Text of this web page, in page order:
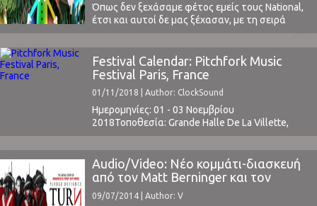
Όπως δεν ξεχάσαμε φέτος εμείς τους National,
έτσι και αυτοί δε μας ξέχασαν, με τη σειρά
τους, για τις μέρες των Χριστουγέννων.Για χάρη
της τηλεοπτικής σειράς κινουμένων σχεδίων
"Bob's Buskers" οι National έγραψαν το σύντομο
και γλυκύτατο Christmas Magic, με τους ίδιους
να τραγουδούν "κρεμάμενοι" στο
Χριστουγεννιάτικο δέντρο. ⁪ Δεν είναι η πρώτη
...
Festival Calendar: Pitchfork Music
Festival Paris, France
01/11/2018 | Author: ClockSound
Ημερομηνίες: 01 - 03 Νοεμβρίου
2018Τοποθεσία: Grande Halle De La Villette,
Paris, FranceΤιμή Εισιτηρίου: € 120 ( link )Event
on Facebookpitchforkmusicfestival.frΤο Line Up
περιλαμβάνει:Jeudi 1er novembre - 17h/1h Mac
DeMarco - Etienne Daho - The Voidz - John Maus
- Rolling Blackouts Coastal Fever - G FlipVendredi
2 novembre - 17h/2h Fever ...
Audio/Video: Νέο κομμάτι-διασκευή
από τον Matt Berninger και τον
Andrew Bird
09/07/2014 | Author: V